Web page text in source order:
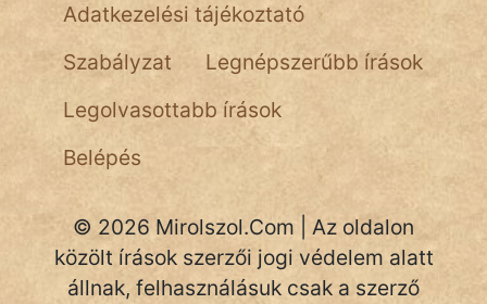
pszichopati
Hoffer Botond
szemfüles
Adatkezelési tájékoztató
Szabályzat
Legnépszerűbb írások
Legolvasottabb írások
Belépés
© 2026 Mirolszol.Com | Az oldalon
közölt írások szerzői jogi védelem alatt
állnak, felhasználásuk csak a szerző